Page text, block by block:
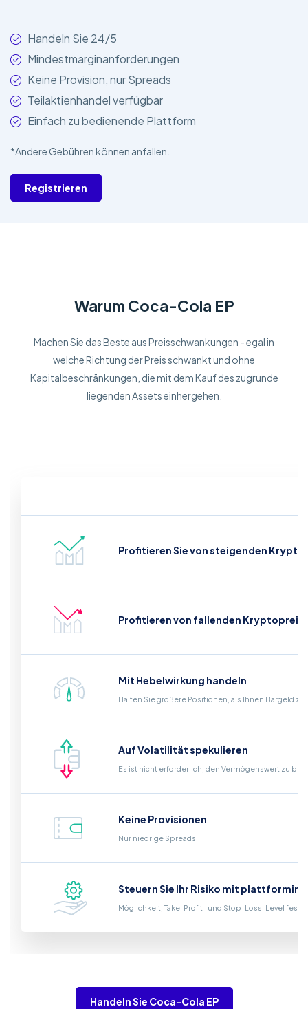
Handeln Sie 24/5
Mindestmarginanforderungen
Keine Provision, nur Spreads
Teilaktienhandel verfügbar
Einfach zu bedienende Plattform
*Andere Gebühren können anfallen.
Registrieren
Warum Coca-Cola EP
Machen Sie das Beste aus Preisschwankungen - egal in
welche Richtung der Preis schwankt und ohne
Kapitalbeschränkungen, die mit dem Kauf des zugrunde
liegenden Assets einhergehen.
Profitieren Sie von steigenden
Profitieren von fallenden
Mit Hebelwirkung handeln
Halten Sie größere Positionen, als Ihnen Bargeld
Auf Volatilität spekulieren
Es ist nicht erforderlich, den Vermögenswert zu
Keine Provisionen
Nur niedrige Spreads
Steuern Sie Ihr Risiko mit
Möglichkeit, Take-Profit- und Stop-Loss-Level
Handeln Sie Coca-Cola EP